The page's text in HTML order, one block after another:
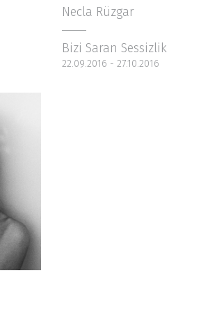
Necla Rüzgar
Bizi Saran Sessizlik
22.09.2016 - 27.10.2016